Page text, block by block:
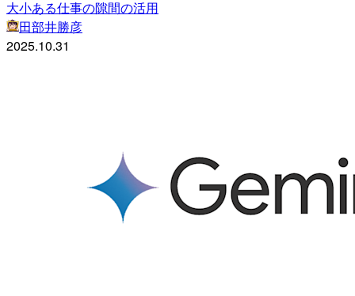
大小ある仕事の隙間の活用
田部井勝彦
2025.10.31